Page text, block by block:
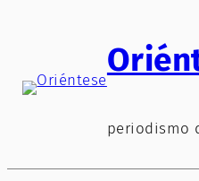
periodismo